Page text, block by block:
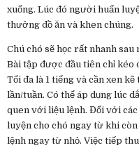
xuống. Lúc đó người huấn
thưởng đồ ăn và khen chúng.
Chú chó sẽ học rất nhanh
Bài tập được đầu tiên chỉ kéo
Tối đa là 1 tiếng và cần xen
lần/tuần. Có thể áp dụng lúc
quen với liệu lệnh. Đối với
luyện cho chó ngay từ khi
lệnh ngay từ nhỏ. Việc tiếp